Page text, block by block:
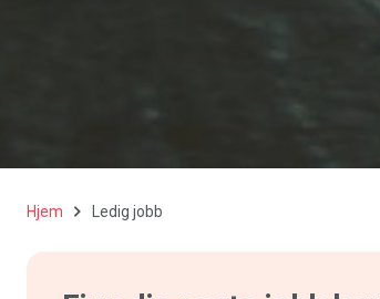
Hjem Ledig jobb